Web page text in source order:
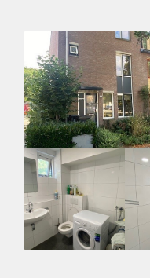
Details:
- kamers voorzien van
- badkamer en keuken
- per direct beschikbaar
- minimale huurperiode
- huurprijs Euro 375,- en
water en licht.
- bestemd voor 1
kandidaat